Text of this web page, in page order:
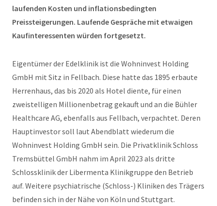
laufenden Kosten und inflationsbedingten
Preissteigerungen. Laufende Gespräche mit etwaigen
Kaufinteressenten würden fortgesetzt.
Eigentümer der Edelklinik ist die Wohninvest Holding
GmbH mit Sitz in Fellbach. Diese hatte das 1895 erbaute
Herrenhaus, das bis 2020 als Hotel diente, für einen
zweistelligen Millionenbetrag gekauft und an die Bühler
Healthcare AG, ebenfalls aus Fellbach, verpachtet. Deren
Hauptinvestor soll laut Abendblatt wiederum die
Wohninvest Holding GmbH sein. Die Privatklinik Schloss
Tremsbüttel GmbH nahm im April 2023 als dritte
Schlossklinik der Libermenta Klinikgruppe den Betrieb
auf. Weitere psychiatrische (Schloss-) Kliniken des Trägers
befinden sich in der Nähe von Köln und Stuttgart.